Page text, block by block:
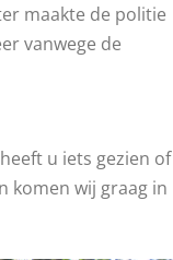
maakte de politie
vanwege de
u iets gezien of
komen wij graag in